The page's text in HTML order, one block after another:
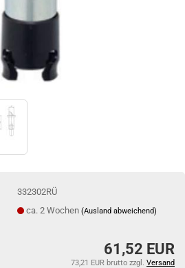
332302RÜ
ca. 2 Wochen(Ausland abweichend)
61,52 EUR
73,21 EUR brutto zzgl. Versand